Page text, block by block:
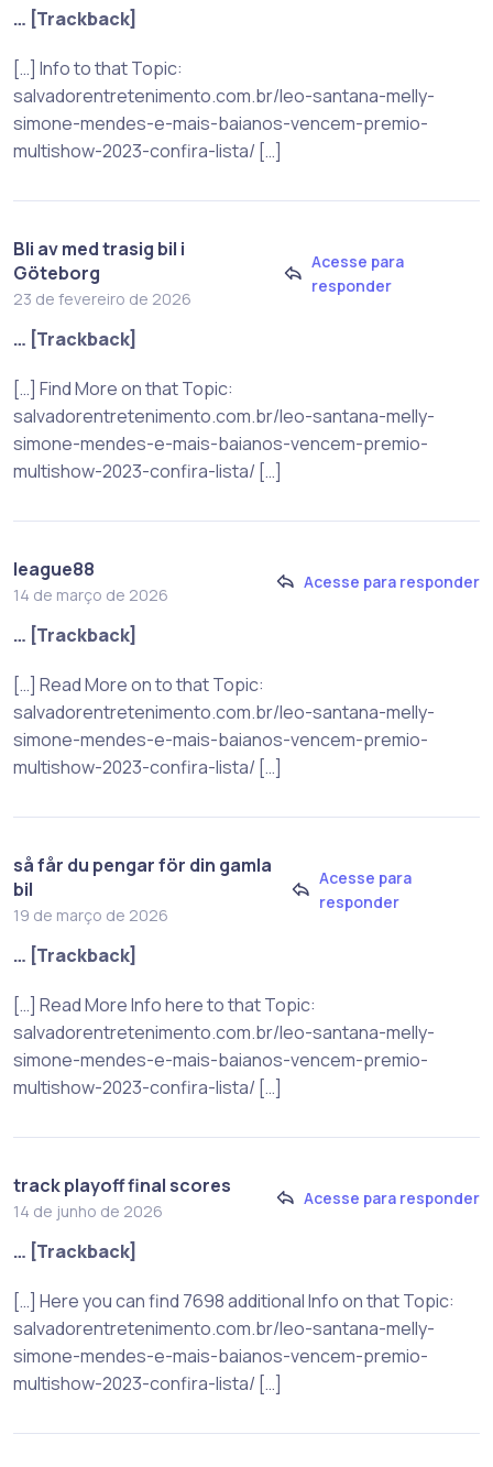
… [Trackback]
[…] Info to that Topic:
salvadorentretenimento.com.br/leo-santana-melly-
simone-mendes-e-mais-baianos-vencem-premio-
multishow-2023-confira-lista/ […]
Bli av med trasig bil i
Göteborg
23 de fevereiro de 2026
Acesse para
responder
… [Trackback]
[…] Find More on that Topic:
salvadorentretenimento.com.br/leo-santana-melly-
simone-mendes-e-mais-baianos-vencem-premio-
multishow-2023-confira-lista/ […]
league88
14 de março de 2026
Acesse para responder
… [Trackback]
[…] Read More on to that Topic:
salvadorentretenimento.com.br/leo-santana-melly-
simone-mendes-e-mais-baianos-vencem-premio-
multishow-2023-confira-lista/ […]
så får du pengar för din gamla
bil
19 de março de 2026
Acesse para
responder
… [Trackback]
[…] Read More Info here to that Topic:
salvadorentretenimento.com.br/leo-santana-melly-
simone-mendes-e-mais-baianos-vencem-premio-
multishow-2023-confira-lista/ […]
track playoff final scores
14 de junho de 2026
Acesse para responder
… [Trackback]
[…] Here you can find 7698 additional Info on that Topic:
salvadorentretenimento.com.br/leo-santana-melly-
simone-mendes-e-mais-baianos-vencem-premio-
multishow-2023-confira-lista/ […]